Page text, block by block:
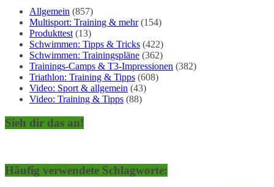
Allgemein (857)
Multisport: Training & mehr(154)
Produkttest(13)
Schwimmen: Tipps & Tricks (422)
Schwimmen: Trainingspläne (362)
Trainings-Camps & T3-Impressionen (382)
Triathlon: Training & Tipps (608)
Video: Sport & allgemein (43)
Video: Training & Tipps (88)
Sieh dir das an!
Häufig verwendete Schlagworte: